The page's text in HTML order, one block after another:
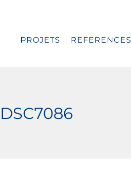
PROJETS REFERENCES